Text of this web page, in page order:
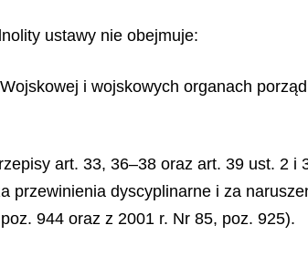
ustawy nie obejmuje:
i wojskowych organach
art. 33, 36–38 oraz art. 39 ust. 2
przewinienia dyscyplinarne i za
944 oraz z 2001 r. Nr 85, poz. 925).